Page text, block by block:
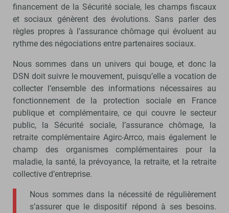
financement de la Sécurité sociale, les champs fiscaux
et sociaux génèrent des évolutions. Sans parler des
règles propres à l’assurance chômage qui évoluent au
rythme des négociations entre partenaires sociaux.
Nous sommes dans un univers qui bouge, et donc la
DSN doit suivre le mouvement, puisqu’elle a vocation de
collecter l’ensemble des informations nécessaires au
fonctionnement de la protection sociale en France
publique et complémentaire, ce qui couvre le secteur
public, la Sécurité sociale, l’assurance chômage, la
retraite complémentaire Agirc-Arrco, mais également le
champ des organismes complémentaires pour la
maladie, la santé, la prévoyance, la retraite, et la retraite
collective d’entreprise.
Nous sommes dans la nécessité de régulièrement
s’assurer que le dispositif répond à ses besoins.